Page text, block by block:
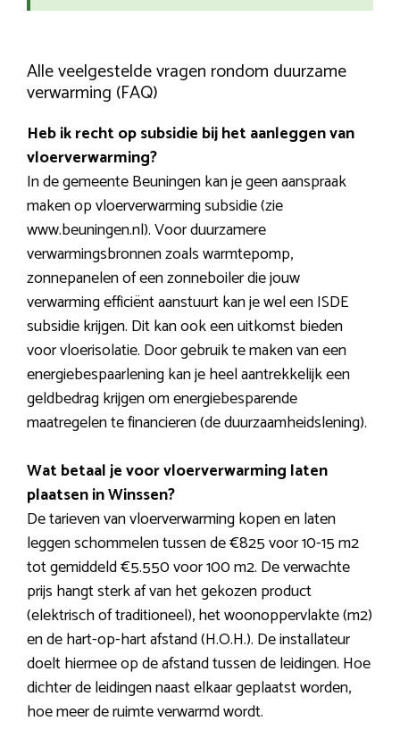
Alle veelgestelde vragen rondom duurzame
verwarming (FAQ)
Heb ik recht op subsidie bij het aanleggen van
vloerverwarming?
In de gemeente Beuningen kan je geen aanspraak
maken op vloerverwarming subsidie (zie
www.beuningen.nl). Voor duurzamere
verwarmingsbronnen zoals warmtepomp,
zonnepanelen of een zonneboiler die jouw
verwarming efficiënt aanstuurt kan je wel een ISDE
subsidie krijgen. Dit kan ook een uitkomst bieden
voor vloerisolatie. Door gebruik te maken van een
energiebespaarlening kan je heel aantrekkelijk een
geldbedrag krijgen om energiebesparende
maatregelen te financieren (de duurzaamheidslening).
Wat betaal je voor vloerverwarming laten
plaatsen in Winssen?
De tarieven van vloerverwarming kopen en laten
leggen schommelen tussen de €825 voor 10-15 m2
tot gemiddeld €5.550 voor 100 m2. De verwachte
prijs hangt sterk af van het gekozen product
(elektrisch of traditioneel), het woonoppervlakte (m2)
en de hart-op-hart afstand (H.O.H.). De installateur
doelt hiermee op de afstand tussen de leidingen. Hoe
dichter de leidingen naast elkaar geplaatst worden,
hoe meer de ruimte verwarmd wordt.